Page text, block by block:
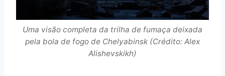
Uma visão completa da trilha de fumaça deixada
pela bola de fogo de Chelyabinsk (Crédito: Alex
Alishevskikh)